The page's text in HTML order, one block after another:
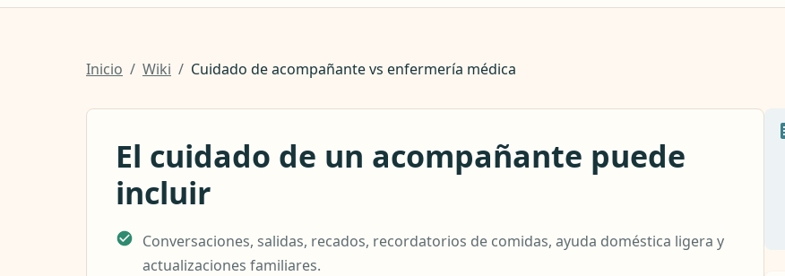
Inicio / Wiki / Cuidado de acompañante vs enfermería médica
El cuidado de un acompañante puede
incluir
Conversaciones, salidas, recados, recordatorios de comidas, ayuda doméstica ligera y
actualizaciones familiares.